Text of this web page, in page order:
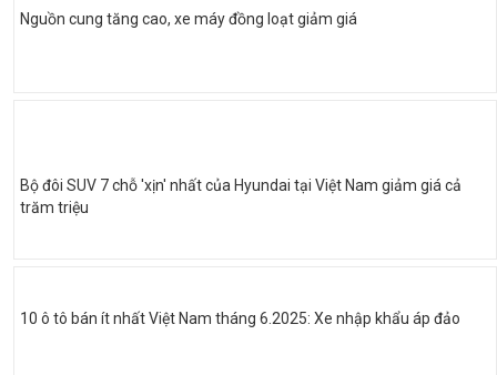
Nguồn cung tăng cao, xe máy đồng loạt giảm giá
Bộ đôi SUV 7 chỗ 'xịn' nhất của Hyundai tại Việt Nam giảm giá cả
trăm triệu
10 ô tô bán ít nhất Việt Nam tháng 6.2025: Xe nhập khẩu áp đảo